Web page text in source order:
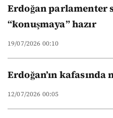
Erdoğan parlamenter
“konuşmaya” hazır
19/07/2026 00:10
Erdoğan’ın kafasında
12/07/2026 00:05